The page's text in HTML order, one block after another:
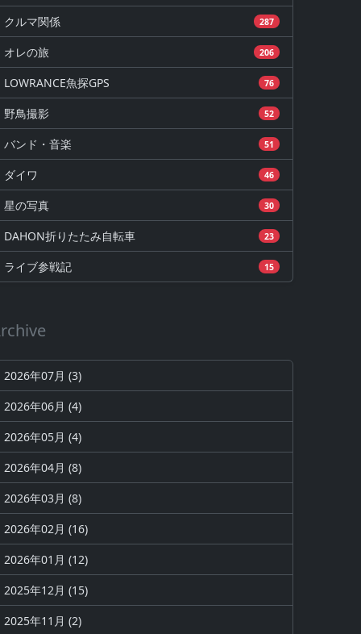
クルマ関係 287
オレの旅 206
LOWRANCE魚探GPS 76
野鳥撮影 52
バンド・音楽 51
ダイワ 46
星の写真 30
DAHON折りたたみ自転車 23
ライブ参戦記 15
2026年07月 (3)
2026年06月 (4)
2026年05月 (4)
2026年04月 (8)
2026年03月 (8)
2026年02月 (16)
2026年01月 (12)
2025年12月 (15)
2025年11月 (2)